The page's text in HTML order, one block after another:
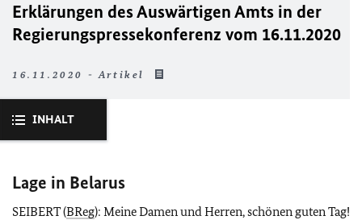
Erklärungen des Auswärtigen Amts in der
Regierungs­pressekonferenz vom 16.11.2020
16.11.2020 - Artikel
INHALT
Lage in Belarus
SEIBERT (BReg): Meine Damen und Herren, schönen guten Tag!